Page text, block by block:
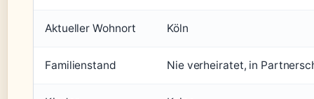
Aktueller Wohnort Köln
Familienstand Nie verheiratet, in